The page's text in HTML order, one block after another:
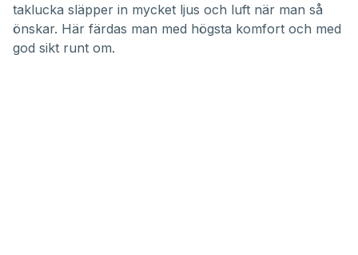
taklucka släpper in mycket ljus och luft när man så
önskar. Här färdas man med högsta komfort och med
god sikt runt om.